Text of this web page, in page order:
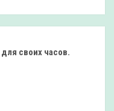
для своих часов.